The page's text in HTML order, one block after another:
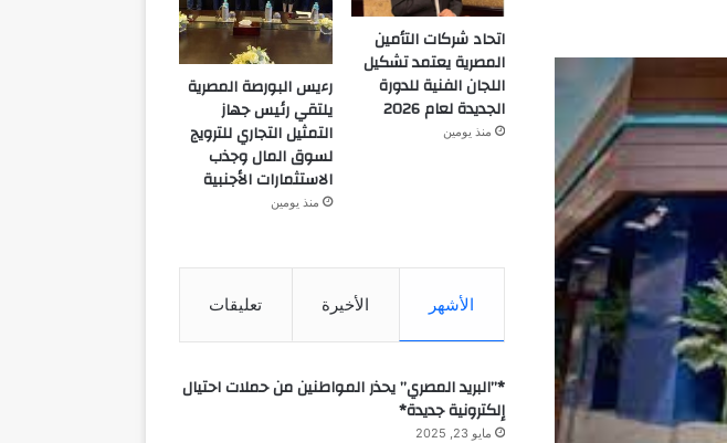
اتحاد شركات التأمين
المصرية يعتمد تشكيل
اللجان الفنية للدورة
الجديدة لعام 2026
منذ يومين
رءيس البورصة المصرية
يلتقي رئيس جهاز
التمثيل التجاري للترويج
لسوق المال وجذب
الاستثمارات الأجنبية
منذ يومين
الأشهر الأخيرة تعليقات
*”البريد المصري” يحذر المواطنين من حملات احتيال
إلكترونية جديدة*
مايو 23, 2025